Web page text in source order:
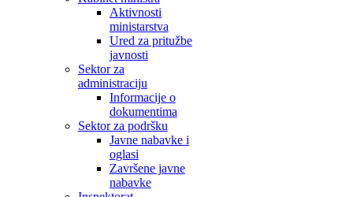
Aktivnosti
ministarstva
Ured za pritužbe
javnosti
Sektor za
administraciju
Informacije o
dokumentima
Sektor za podršku
Javne nabavke i
oglasi
Završene javne
nabavke